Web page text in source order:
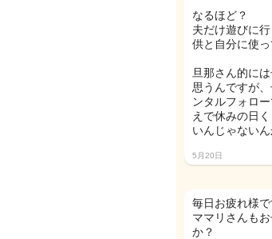
なるほど？
夫だけ遊びに
供と自分に使
旦那さん的に
思うんですが
ンタルフォロ
えで休みの日
いんじゃないん
5月20日
毎日お疲れ様で
ママリさんも
か？